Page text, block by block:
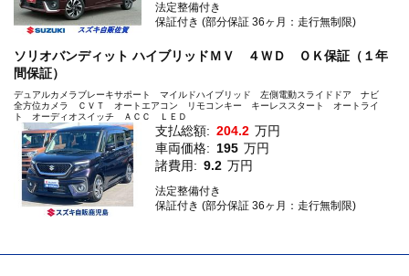
法定整備付き
保証付き (部分保証 36ヶ月：走行無制限)
ソリオバンディット ハイブリッドＭＶ ４ＷＤ ＯＫ保証（１年
間保証）
デュアルカメラブレーキサポート マイルドハイブリッド 左側電動スライドドア ナビ
全方位カメラ ＣＶＴ オートエアコン リモコンキー キーレススタート オートライ
ト オーディオスイッチ ＡＣＣ ＬＥＤ
支払総額: 204.2 万円
車両価格: 195 万円
諸費用: 9.2 万円
法定整備付き
保証付き (部分保証 36ヶ月：走行無制限)